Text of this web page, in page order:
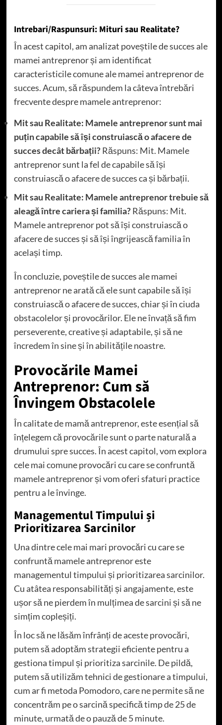
Intrebari/Raspunsuri: Mituri sau Realitate?
În acest capitol, am analizat poveștile de succes ale
mamei antreprenor și am identificat
caracteristicile comune ale mamei antreprenor de
succes. Acum, să răspundem la câteva întrebări
frecvente despre mamele antreprenor:
Mit sau Realitate: Mamele antreprenor sunt mai
puțin capabile să își construiască o afacere de
succes decât bărbații?Răspuns: Mit. Mamele
antreprenor sunt la fel de capabile să își
construiască o afacere de succes ca și bărbații.
Mit sau Realitate: Mamele antreprenor trebuie să
aleagă între cariera și familia?Răspuns: Mit.
Mamele antreprenor pot să își construiască o
afacere de succes și să își îngrijească familia în
același timp.
În concluzie, poveștile de succes ale mamei
antreprenor ne arată că ele sunt capabile să își
construiască o afacere de succes, chiar și în ciuda
obstacolelor și provocărilor. Ele ne învață să fim
perseverente, creative și adaptabile, și să ne
încredem în sine și în abilitățile noastre.
Provocările Mamei
Antreprenor: Cum să
Învingem Obstacolele
În calitate de mamă antreprenor, este esențial să
înțelegem că provocările sunt o parte naturală a
drumului spre succes. În acest capitol, vom explora
cele mai comune provocări cu care se confruntă
mamele antreprenor și vom oferi sfaturi practice
pentru a le învinge.
Managementul Timpului și
Prioritizarea Sarcinilor
Una dintre cele mai mari provocări cu care se
confruntă mamele antreprenor este
managementul timpului și prioritizarea sarcinilor.
Cu atâtea responsabilități și angajamente, este
ușor să ne pierdem în mulțimea de sarcini și să ne
simțim copleșiți.
În loc să ne lăsăm înfrânți de aceste provocări,
putem să adoptăm strategii eficiente pentru a
gestiona timpul și prioritiza sarcinile. De pildă,
putem să utilizăm tehnici de gestionare a timpului,
cum ar fi metoda Pomodoro, care ne permite să ne
concentrăm pe o sarcină specifică timp de 25 de
minute, urmată de o pauză de 5 minute.